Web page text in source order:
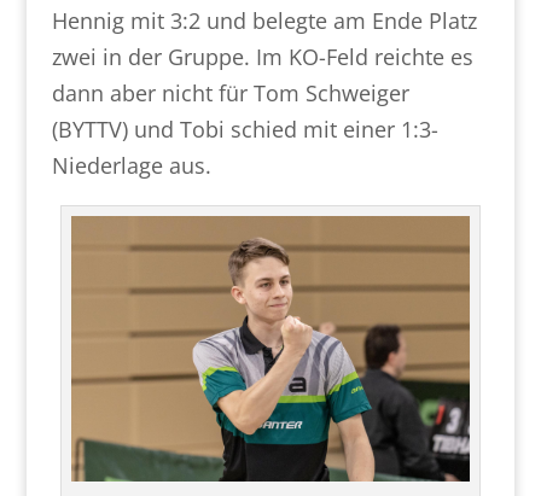
Hennig mit 3:2 und belegte am Ende Platz
zwei in der Gruppe. Im KO-Feld reichte es
dann aber nicht für Tom Schweiger
(BYTTV) und Tobi schied mit einer 1:3-
Niederlage aus.